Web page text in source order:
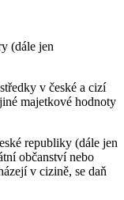
(dále jen
v české a cizí
majetkové hodnoty
republiky (dále jen
občanství nebo
v cizině, se daň